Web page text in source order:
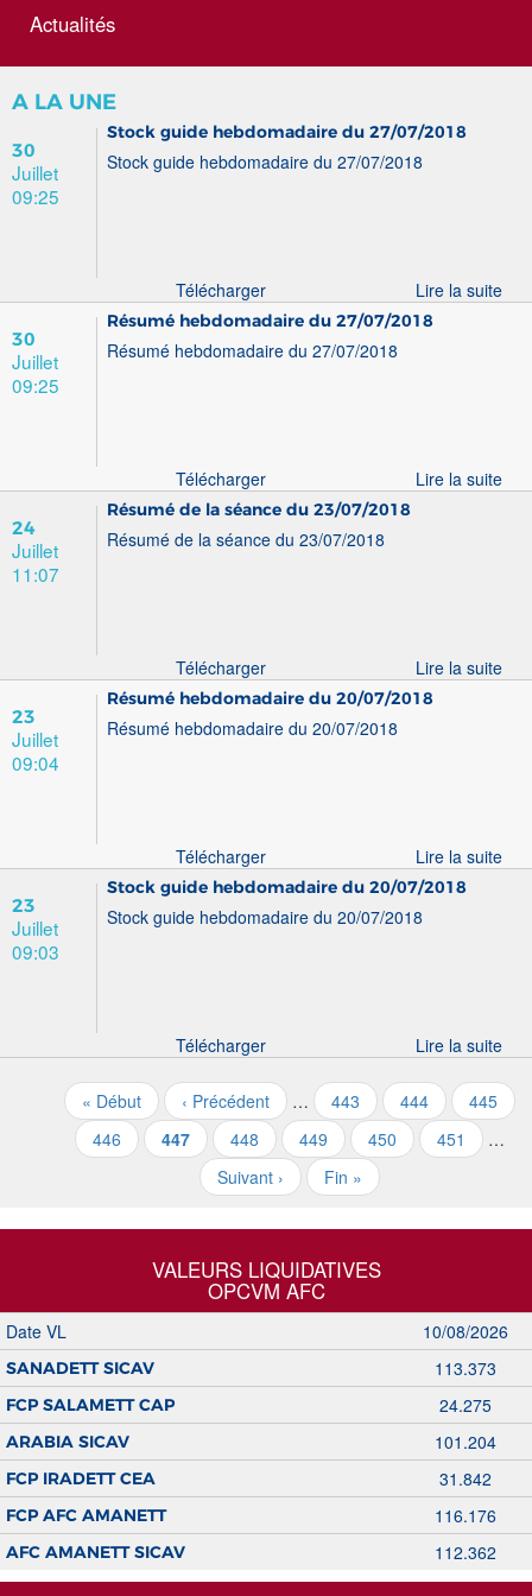
Actualités
A LA UNE
30
Juillet
09:25
Stock guide hebdomadaire du 27/07/2018
Stock guide hebdomadaire du 27/07/2018
Lire la suite
Télécharger
30
Juillet
09:25
Résumé hebdomadaire du 27/07/2018
Résumé hebdomadaire du 27/07/2018
Lire la suite
Télécharger
24
Juillet
11:07
Résumé de la séance du 23/07/2018
Résumé de la séance du 23/07/2018
Lire la suite
Télécharger
23
Juillet
09:04
Résumé hebdomadaire du 20/07/2018
Résumé hebdomadaire du 20/07/2018
Lire la suite
Télécharger
23
Juillet
09:03
Stock guide hebdomadaire du 20/07/2018
Stock guide hebdomadaire du 20/07/2018
Lire la suite
Télécharger
« Début ‹ Précédent … 443 444
445
446
447 448 449 450 451
…
Suivant ›
Fin »
VALEURS LIQUIDATIVES
OPCVM AFC
Date VL 10/08/2026
SANADETT SICAV 113.373
FCP SALAMETT CAP 24.275
ARABIA SICAV 101.204
FCP IRADETT CEA 31.842
FCP AFC AMANETT 116.176
AFC AMANETT SICAV 112.362